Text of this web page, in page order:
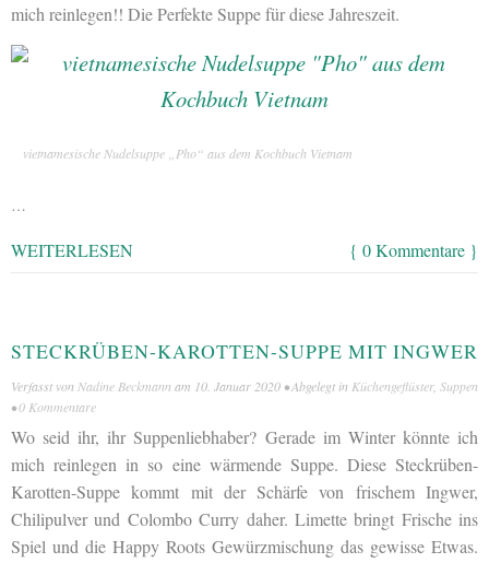
mich reinlegen!! Die Perfekte Suppe für diese Jahreszeit.
vietnamesische Nudelsuppe „Pho“ aus dem Kochbuch Vietnam
…
WEITERLESEN { 0 Kommentare }
STECKRÜBEN-KAROTTEN-SUPPE MIT INGWER
Verfasst von Nadine Beckmann am 10. Januar 2020 • Abgelegt in Küchengeflüster, Suppen
•0 Kommentare
Wo seid ihr, ihr Suppenliebhaber? Gerade im Winter könnte ich
mich reinlegen in so eine wärmende Suppe. Diese Steckrüben-
Karotten-Suppe kommt mit der Schärfe von frischem Ingwer,
Chilipulver und Colombo Curry daher. Limette bringt Frische ins
Spiel und die Happy Roots Gewürzmischung das gewisse Etwas.